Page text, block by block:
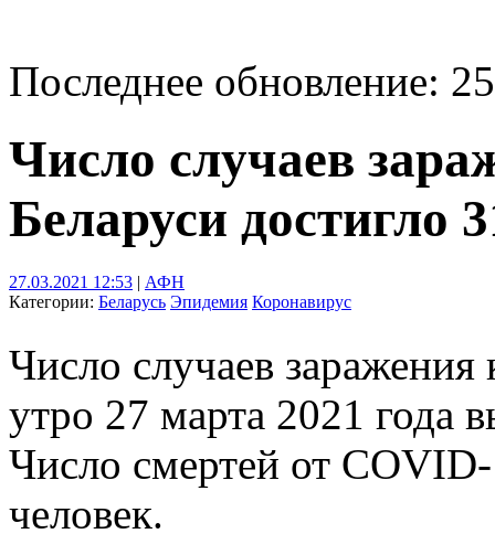
Последнее обновление:
Число случаев
Беларуси достигло
27.03.2021 12:53 | АФН
Категории: Беларусь Эпидемия Коронавирус
Число случаев
утро 27 марта 2021 года
Число смертей от
человек.